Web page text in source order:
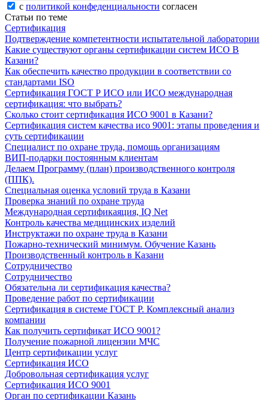
с политикой конфеденциальности согласен
Статьи по теме
Сертификация
Подтверждение компетентности испытательной лаборатории
Какие существуют органы сертификации систем ИСО В
Казани?
Как обеспечить качество продукции в соответствии со
стандартами ISO
Сертификация ГОСТ Р ИСО или ИСО международная
сертификация: что выбрать?
Сколько стоит сертификация ИСО 9001 в Казани?
Сертификация систем качества исо 9001: этапы проведения и
суть сертификации
Специалист по охране труда, помощь организациям
ВИП-подарки постоянным клиентам
Делаем Программу (план) производственного контроля
(ППК).
Специальная оценка условий труда в Казани
Проверка знаний по охране труда
Международная сертификаяция, IQ Net
Контроль качества медицинских изделий
Инструктажи по охране труда в Казани
Пожарно-технический минимум. Обучение Казань
Производственный контроль в Казани
Сотрудничество
Сотрудничество
Обязательна ли сертификация качества?
Проведение работ по сертификации
Сертификация в системе ГОСТ Р. Комплексный анализ
компании
Как получить сертификат ИСО 9001?
Получение пожарной лицензии МЧС
Центр сертификации услуг
Сертификация ИСО
Добровольная сертификация услуг
Сертификация ИСО 9001
Орган по сертификации Казань